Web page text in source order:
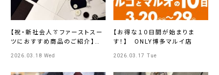
【祝・新社会人👔ファーストスー
ツにおすすめ商品のご紹介】
2026.03.18 Wed
【お得な１０日間が始まりま
す！】 ONLY博多マルイ店
2026.03.17 Tue